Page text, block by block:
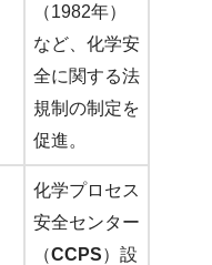
（1982年）
など、化学安
全に関する法
規制の制定を
促進。
化学プロセス
安全センター
（CCPS）設